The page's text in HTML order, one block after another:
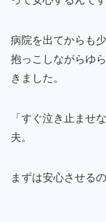
病院を出てからも
抱っこしながらゆ
きました。
「すぐ泣き止ませ
夫。
まずは安心させる